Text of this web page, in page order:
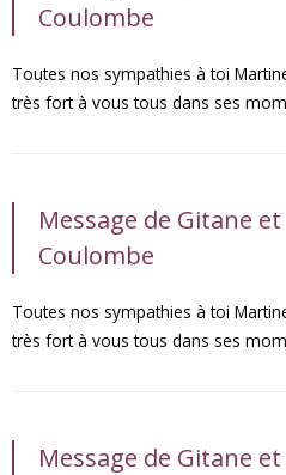
Coulombe
Toutes nos sympathies à toi
très fort à vous tous dans ses
Message de Gitane
Coulombe
Toutes nos sympathies à toi
très fort à vous tous dans ses
Message de Gitane